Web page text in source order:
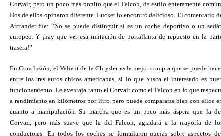
Corvair, pero un poco más bonito que el Falcon, de estilo enteramente
Dos de ellos opinaron diferente. Lucket lo encontró delicioso. El comentario
Arctander fue: “No se puede distinguir si es un coche deportivo o un
europeo. Y ¡hay que ver esa imitación de portallanta de repuesto en la
trasera!”
En Conclusión, el Valiant de la Chrysler es la mejor compra que se puede
entre los tres autos chicos americanos, si lo que busca el interesado es
funcionamiento. Le aventaja tanto el Corvair como el Falcon en lo que
a rendimiento en kilómetros por litro, pero puede compararse bien con ellos
cuanto a manipulación. Su marcha que es un poco más áspera que la
Corvair, pero más suave que la del Falcon, agradará a la mayoría de
conductores. En todos los coches se formularon quejas sobre aspectos